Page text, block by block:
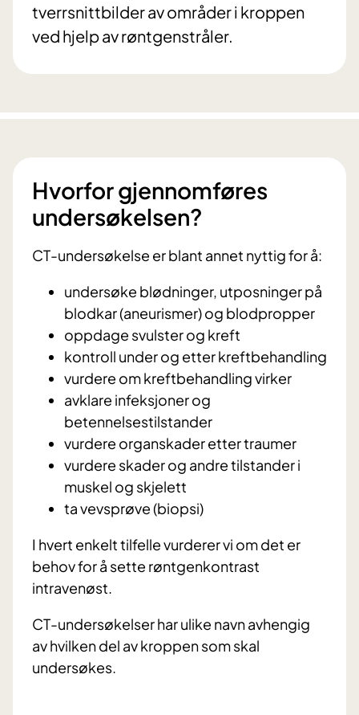
tverrsnittbilder av områder i kroppen
ved hjelp av røntgenstråler.
Hvorfor gjennomføres
undersøkelsen?
CT-undersøkelse er blant annet nyttig for å:
undersøke blødninger, utposninger på
blodkar (aneurismer) og blodpropper
oppdage svulster og kreft
kontroll under og etter kreftbehandling
vurdere om kreftbehandling virker
avklare infeksjoner og
betennelsestilstander
vurdere organskader etter traumer
vurdere skader og andre tilstander i
muskel og skjelett
ta vevsprøve (biopsi)
I hvert enkelt tilfelle vurderer vi om det er
behov for å sette røntgenkontrast
intravenøst.
CT-undersøkelser har ulike navn avhengig
av hvilken del av kroppen som skal
undersøkes.